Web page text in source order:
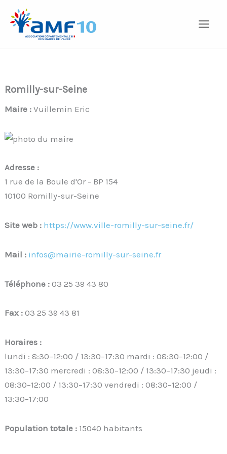
contenu
Romilly-sur-Seine
Maire :Vuillemin Eric
Adresse :
1 rue de la Boule d'Or - BP 154
10100 Romilly-sur-Seine
Site web : https://www.ville-romilly-sur-seine.fr/
Mail : infos@mairie-romilly-sur-seine.fr
Téléphone :03 25 39 43 80
Fax :03 25 39 43 81
Horaires :
lundi : 8:30–12:00 / 13:30–17:30 mardi : 08:30–12:00 /
13:30–17:30 mercredi : 08:30–12:00 / 13:30–17:30 jeudi :
08:30–12:00 / 13:30–17:30 vendredi : 08:30–12:00 /
13:30–17:00
Population totale : 15040 habitants